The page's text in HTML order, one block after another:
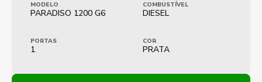
MODELO
PARADISO 1200 G6
COMBUSTÍVEL
DIESEL
PORTAS
1
COR
PRATA